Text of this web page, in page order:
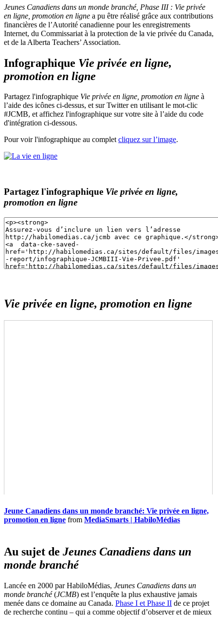
Jeunes Canadiens dans un monde branché, Phase III : Vie privée
en ligne, promotion en ligne a pu être réalisé grâce aux contributions
financières de l’Autorité canadienne pour les enregistrements
Internet, du Commissariat à la protection de la vie privée du Canada,
et de la Alberta Teachers’ Association.
Infographique Vie privée en ligne,
promotion en ligne
Partagez l'infographique Vie privée en ligne, promotion en ligne à
l’aide des icônes ci-dessus, et sur Twitter en utilisant le mot-clic
#JCMB, et affichez l'infographique sur votre site à l’aide du code
d'intégration ci-dessous.
Pour voir l'infographique au completcliquez sur l’image.
Partagez l'infographique Vie privée en ligne,
promotion en ligne
Vie privée en ligne, promotion en ligne
Jeune Canadiens dans un monde branché: Vie privée en ligne,
promotion en ligne from MediaSmarts | HabiloMédias
Au sujet de Jeunes Canadiens dans un
monde branché
Lancée en 2000 par HabiloMédias, Jeunes Canadiens dans un
monde branché(JCMB) est l’enquête la plus exhaustive jamais
menée dans ce domaine au Canada. Phase I et Phase II de ce projet
de recherche continu – qui a comme objectif d’observer et de mieux